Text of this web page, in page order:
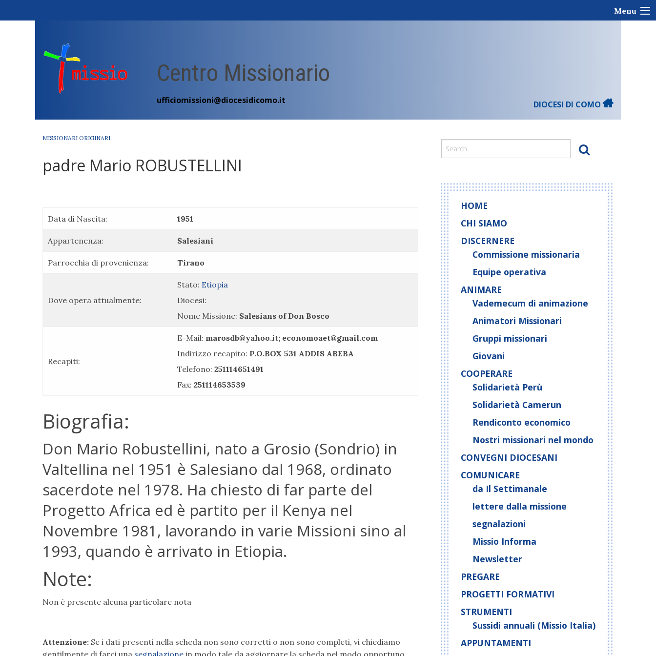
Menu
Centro Missionario
ufficiomissioni@diocesidicomo.it DIOCESI DI COMO
MISSIONARI ORIGINARI
padre Mario ROBUSTELLINI
Data di Nascita: 1951
Appartenenza: Salesiani
Parrocchia di provenienza: Tirano
Dove opera attualmente:
Stato: Etiopia
Diocesi:
Nome Missione: Salesians of Don Bosco
Recapiti:
E-Mail: marosdb@yahoo.it; economoaet@gmail.com
Indirizzo recapito: P.O.BOX 531 ADDIS ABEBA
Telefono: 251114651491
Fax: 251114653539
Biografia:
Don Mario Robustellini, nato a Grosio (Sondrio) in
Valtellina nel 1951 è Salesiano dal 1968, ordinato
sacerdote nel 1978. Ha chiesto di far parte del
Progetto Africa ed è partito per il Kenya nel
Novembre 1981, lavorando in varie Missioni sino al
1993, quando è arrivato in Etiopia.
Note:
Non è presente alcuna particolare nota
Attenzione: Se i dati presenti nella scheda non sono corretti o non sono completi, vi chiediamo
gentilmente di farci una segnalazione in modo tale da aggiornare la scheda nel modo opportuno.
HOME
CHI SIAMO
DISCERNERE
Commissione missionaria
Equipe operativa
ANIMARE
Vademecum di animazione
Animatori Missionari
Gruppi missionari
Giovani
COOPERARE
Solidarietà Perù
Solidarietà Camerun
Rendiconto economico
Nostri missionari nel mondo
CONVEGNI DIOCESANI
COMUNICARE
da Il Settimanale
lettere dalla missione
segnalazioni
Missio Informa
Newsletter
PREGARE
PROGETTI FORMATIVI
STRUMENTI
Sussidi annuali (Missio Italia)
APPUNTAMENTI